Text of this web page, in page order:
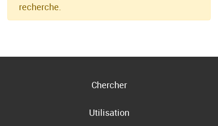
recherche.
Chercher
Utilisation